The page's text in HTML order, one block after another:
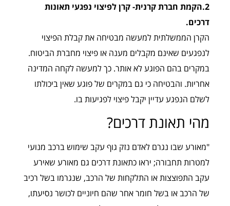
2.הקמת חברת קרנית- קרן לפיצוי נפגעי תאונות
דרכים.
הקרן הממשלתית למעשה מבטיחה את קבלת הפיצוי
לנפגעים שאינם מקבלים מענה או פיצוי מחברת הביטוח.
במקרים בהם הפוגע לא אותר. כך למעשה לקחה המדינה
אחריות. והבטיחה כי גם במקרים של פוגע שאין ביכולתו
לשלם הנפגע עדיין יקבל פיצוי לפגיעות בו.
מהי תאונת דרכים?
"מאורע שבו נגרם לאדם נזק גוף עקב שימוש ברכב מנועי
למטרות תחבורה; יראו כתאונת דרכים גם מאורע שאירע
עקב התפוצצות או התלקחות של הרכב, שנגרמו בשל רכיב
של הרכב או בשל חומר אחר שהם חיוניים לכושר נסיעתו,